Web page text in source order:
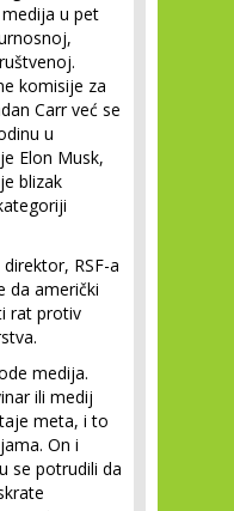
u pet
komisije za
Carr već se
u
Elon Musk,
blizak
RSF-a
da američki
rat protiv
medija.
ili medij
meta, i to
On i
se potrudili da